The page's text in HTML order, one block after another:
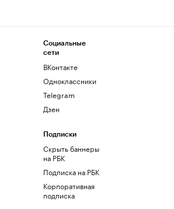
Социальные
сети
ВКонтакте
Одноклассники
Telegram
Дзен
Подписки
Скрыть баннеры
на РБК
Подписка на РБК
Корпоративная
подписка